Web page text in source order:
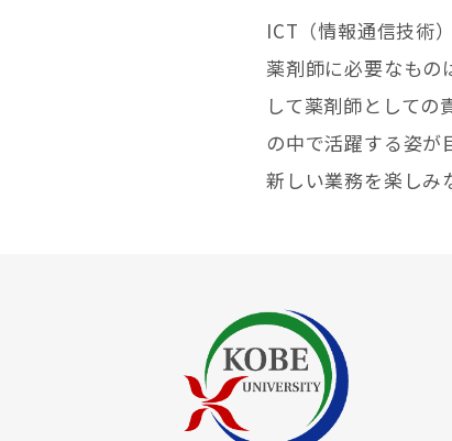
ICT（情報通信技術
薬剤師に必要なもの
して薬剤師として
の中で活躍する姿が
新しい業務を楽しみ